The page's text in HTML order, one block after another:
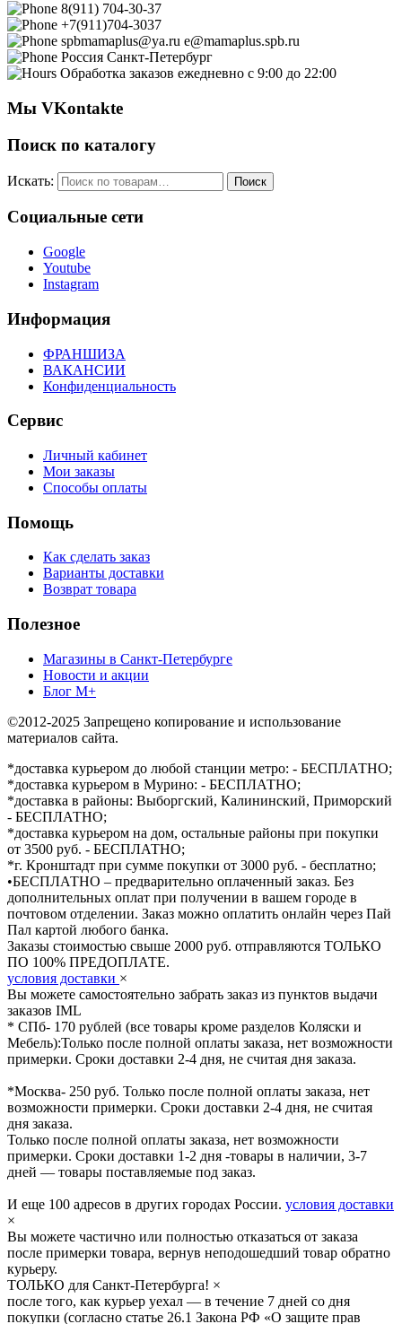
8(911) 704-30-37
+7(911)704-3037
spbmamaplus@ya.ru e@mamaplus.spb.ru
Россия Санкт-Петербург
Обработка заказов ежедневно с 9:00 до 22:00
Мы VKontakte
Поиск по каталогу
Искать: Поиск
Социальные сети
Google
Youtube
Instagram
Информация
ФРАНШИЗА
ВАКАНСИИ
Конфиденциальность
Сервис
Личный кабинет
Мои заказы
Способы оплаты
Помощь
Как сделать заказ
Варианты доставки
Возврат товара
Полезное
Магазины в Санкт-Петербурге
Новости и акции
Блог М+
©2012-2025 Запрещено копирование и использование
материалов сайта.
*доставка курьером до любой станции метро: - БЕСПЛАТНО;
*доставка курьером в Мурино: - БЕСПЛАТНО;
*доставка в районы: Выборгский, Калининский, Приморский
- БЕСПЛАТНО;
*доставка курьером на дом, остальные районы при покупки
от 3500 руб. - БЕСПЛАТНО;
*г. Кронштадт при сумме покупки от 3000 руб. - бесплатно;
•БЕСПЛАТНО – предварительно оплаченный заказ. Без
дополнительных оплат при получении в вашем городе в
почтовом отделении. Заказ можно оплатить онлайн через Пай
Пал картой любого банка.
Заказы стоимостью свыше 2000 руб. отправляются ТОЛЬКО
ПО 100% ПРЕДОПЛАТЕ.
условия доставки ×
Вы можете самостоятельно забрать заказ из пунктов выдачи
заказов IML
* СПб- 170 рублей (все товары кроме разделов Коляски и
Мебель):Только после полной оплаты заказа, нет возможности
примерки. Сроки доставки 2-4 дня, не считая дня заказа.
*Москва- 250 руб. Только после полной оплаты заказа, нет
возможности примерки. Сроки доставки 2-4 дня, не считая
дня заказа.
Только после полной оплаты заказа, нет возможности
примерки. Сроки доставки 1-2 дня -товары в наличии, 3-7
дней — товары поставляемые под заказ.
И еще 100 адресов в других городах России. условия доставки
×
Вы можете частично или полностью отказаться от заказа
после примерки товара, вернув неподошедший товар обратно
курьеру.
ТОЛЬКО для Санкт-Петербурга! ×
после того, как курьер уехал — в течение 7 дней со дня
покупки (согласно статье 26.1 Закона РФ «О защите прав